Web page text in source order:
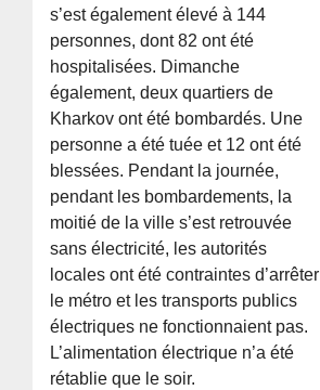
s’est également élevé à 144
personnes, dont 82 ont été
hospitalisées. Dimanche
également, deux quartiers de
Kharkov ont été bombardés. Une
personne a été tuée et 12 ont été
blessées. Pendant la journée,
pendant les bombardements, la
moitié de la ville s’est retrouvée
sans électricité, les autorités
locales ont été contraintes d’arrêter
le métro et les transports publics
électriques ne fonctionnaient pas.
L’alimentation électrique n’a été
rétablie que le soir.